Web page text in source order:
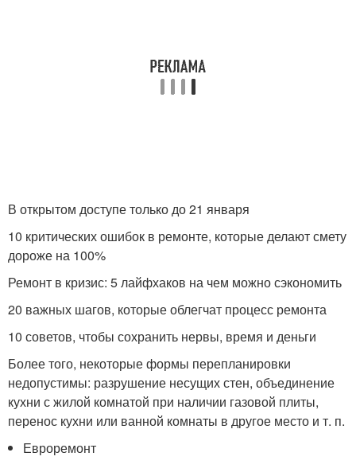
В открытом доступе только до 21 января
10 критических ошибок в ремонте, которые делают смету
дороже на 100%
Ремонт в кризис: 5 лайфхаков на чем можно сэкономить
20 важных шагов, которые облегчат процесс ремонта
10 советов, чтобы сохранить нервы, время и деньги
Более того, некоторые формы перепланировки
недопустимы: разрушение несущих стен, объединение
кухни с жилой комнатой при наличии газовой плиты,
перенос кухни или ванной комнаты в другое место и т. п.
Евроремонт